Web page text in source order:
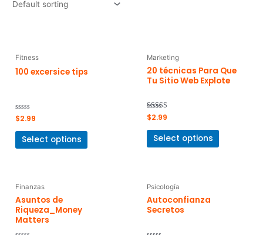
Fitness
100 excersice tips
Rated
0
out
$2.99
Select options
Marketing
20 técnicas Para Que
Tu Sitio Web Explote
Rated
5.00
out of 5
$2.99
Select options
Finanzas
Asuntos de
Riqueza_Money
Matters
Psicología
Autoconfianza
Secretos